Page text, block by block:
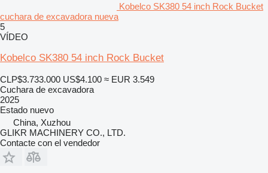
Kobelco SK380 54 inch Rock Bucket
cuchara de excavadora nueva
5
VÍDEO
Kobelco SK380 54 inch Rock Bucket
CLP$3.733.000 US$4.100 ≈ EUR 3.549
Cuchara de excavadora
2025
Estado nuevo
China, Xuzhou
GLIKR MACHINERY CO., LTD.
Contacte con el vendedor